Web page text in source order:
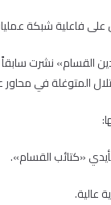
على فاعلية شبكة
القسام» نشرت
المتوغلة في
«كتائب القسام».
عالية.